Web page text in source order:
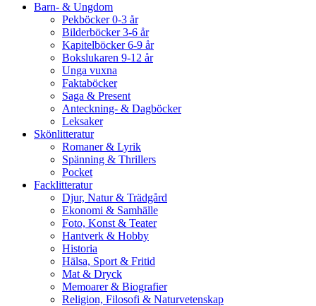
Barn- & Ungdom
Pekböcker 0-3 år
Bilderböcker 3-6 år
Kapitelböcker 6-9 år
Bokslukaren 9-12 år
Unga vuxna
Faktaböcker
Saga & Present
Anteckning- & Dagböcker
Leksaker
Skönlitteratur
Romaner & Lyrik
Spänning & Thrillers
Pocket
Facklitteratur
Djur, Natur & Trädgård
Ekonomi & Samhälle
Foto, Konst & Teater
Hantverk & Hobby
Historia
Hälsa, Sport & Fritid
Mat & Dryck
Memoarer & Biografier
Religion, Filosofi & Naturvetenskap